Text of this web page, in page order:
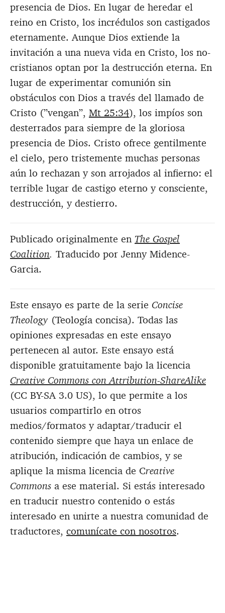
presencia de Dios. En lugar de heredar el
reino en Cristo, los incrédulos son castigados
eternamente. Aunque Dios extiende la
invitación a una nueva vida en Cristo, los no-
cristianos optan por la destrucción eterna. En
lugar de experimentar comunión sin
obstáculos con Dios a través del llamado de
Cristo (”vengan”, Mt 25:34), los impíos son
desterrados para siempre de la gloriosa
presencia de Dios. Cristo ofrece gentilmente
el cielo, pero tristemente muchas personas
aún lo rechazan y son arrojados al infierno: el
terrible lugar de castigo eterno y consciente,
destrucción, y destierro.
Publicado originalmente en The Gospel
Coalition. Traducido por Jenny Midence-
Garcia.
Este ensayo es parte de la serie Concise
Theology (Teología concisa). Todas las
opiniones expresadas en este ensayo
pertenecen al autor. Este ensayo está
disponible gratuitamente bajo la licencia
Creative Commons con Attribution-ShareAlike
(CC BY-SA 3.0 US), lo que permite a los
usuarios compartirlo en otros
medios/formatos y adaptar/traducir el
contenido siempre que haya un enlace de
atribución, indicación de cambios, y se
aplique la misma licencia de Creative
Commons a ese material. Si estás interesado
en traducir nuestro contenido o estás
interesado en unirte a nuestra comunidad de
traductores, comunícate con nosotros.